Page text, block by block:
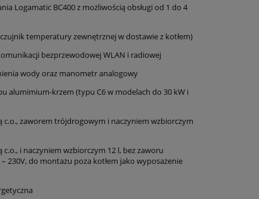
Logamatic BC400 z możliwością obsługi od 1 do 4
temperatury zewnętrznej w dostawie z kotłem)
bezprzewodowej WLAN i radiowej
wody oraz manometr analogowy
alumimium-krzem (typu C6 w modelach do 30 kW i
zaworem trójdrogowym i naczyniem wzbiorczym
i naczyniem wzbiorczym 12 l, bez zaworu
230V, do montażu poza kotłem jako wyposażenie